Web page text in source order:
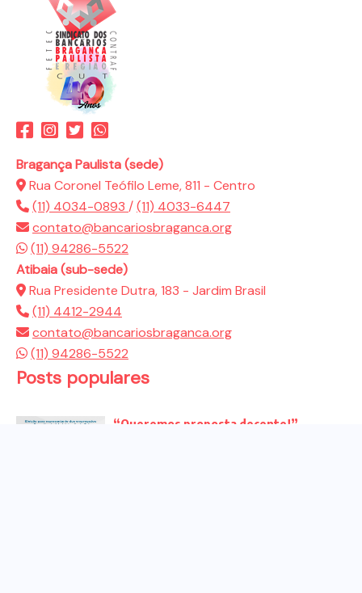
Bragança Paulista (sede)
Rua Coronel Teófilo Leme, 811 - Centro
(11) 4034-0893 /(11) 4033-6447
contato@bancariosbraganca.org
(11) 94286-5522
Atibaia (sub-sede)
Rua Presidente Dutra, 183 - Jardim Brasil
(11) 4412-2944
contato@bancariosbraganca.org
(11) 94286-5522
Posts populares
“Queremos proposta decente!”